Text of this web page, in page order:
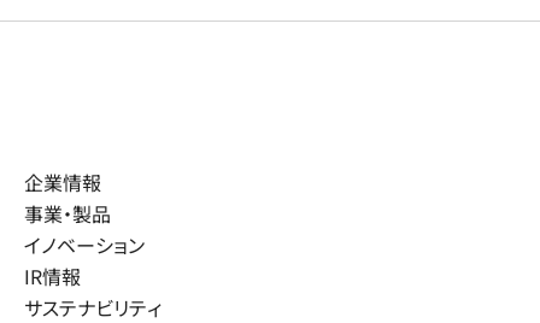
企業情報
事業・製品
イノベーション
IR情報
サステナビリティ